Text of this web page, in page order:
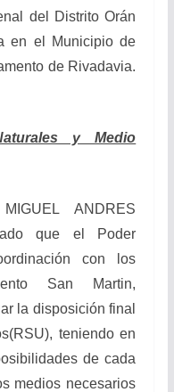
del Distrito Orán
en el Municipio de
de Rivadavia.
y Medio
ANDRES
que el Poder
con los
San Martin,
la disposición final
teniendo en
de cada
medios necesarios